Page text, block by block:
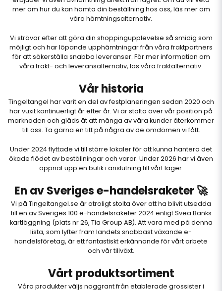
mer om hur du kan hämta din beställning hos oss, läs mer om
våra hämtningsalternativ.
Vi strävar efter att göra din shoppingupplevelse så smidig som
möjligt och har löpande upphämtningar från våra fraktpartners
för att säkerställa snabba leveranser. För mer information om
våra frakt- och leveransalternativ, läs våra fraktalternativ.
Vår historia
Tingeltangel har varit en del av festplaneringen sedan 2020 och
har vuxit kontinuerligt år efter år. Vi är stolta över vår position på
marknaden och gläds åt att många av våra kunder återkommer
till oss. Ta gärna en titt på några av de omdömen vi fått.
Under 2024 flyttade vi till större lokaler för att kunna hantera det
ökade flödet av beställningar och varor. Under 2026 har vi även
öppnat upp en butik i anslutning till vårt lager.
En av Sveriges e-handelsraketer 🚀
Vi på Tingeltangel.se är otroligt stolta över att ha blivit utsedda
till en av Sveriges 100 e-handelsraketer 2024 enligtSvea Banks
kartläggning (plats nr 26, Tia Group AB). Att vara med på denna
lista, som lyfter fram landets snabbast växande e-
handelsföretag, är ett fantastiskt erkännande för vårt arbete
och vår tillväxt.
Vårt produktsortiment
Våra produkter väljs noggrant från etablerade grossister i